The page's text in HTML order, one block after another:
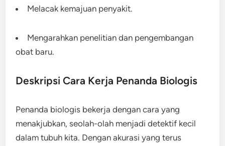
Melacak kemajuan penyakit.
Mengarahkan penelitian dan pengembangan
obat baru.
Deskripsi Cara Kerja Penanda Biologis
Penanda biologis bekerja dengan cara yang
menakjubkan, seolah-olah menjadi detektif kecil
dalam tubuh kita. Dengan akurasi yang terus